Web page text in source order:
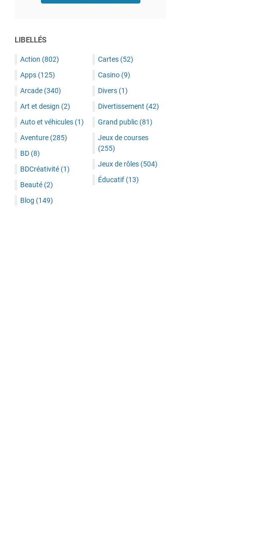
LIBELLÉS
Action (802)
Apps (125)
Arcade (340)
Art et design (2)
Auto et véhicules (1)
Aventure (285)
BD (8)
BDCréativité (1)
Beauté (2)
Blog (149)
Cartes (52)
Casino (9)
Divers (1)
Divertissement (42)
Grand public (81)
Jeux de courses
(255)
Jeux de rôles (504)
Éducatif (13)